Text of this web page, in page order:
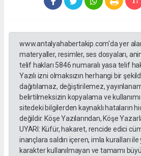
www.antalyahabertakip.com'da yer
materyaller, resimler, ses dosyaları,
telif hakları 5846 numaralı yasa telif
Yazılı izni olmaksızın herhangi bir
dağıtılamaz, değiştirilemez,
belirtilmeksizin kopyalama ve
sitedeki bilgilerden kaynaklı hataların
değildir. Köşe Yazılarından, Köşe
UYARI: Küfür, hakaret, rencide edici
inançlara saldırı içeren, imla kuralları
karakter kullanılmayan ve tamamı